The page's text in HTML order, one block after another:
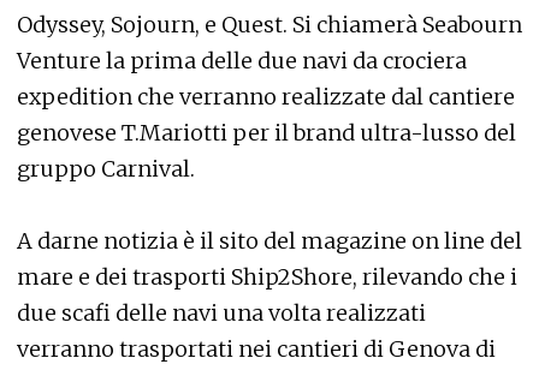
Odyssey, Sojourn, e Quest. Si chiamerà Seabourn
Venture la prima delle due navi da crociera
expedition che verranno realizzate dal cantiere
genovese T.Mariotti per il brand ultra-lusso del
gruppo Carnival.
A darne notizia è il sito del magazine on line del
mare e dei trasporti Ship2Shore, rilevando che i
due scafi delle navi una volta realizzati
verranno trasportati nei cantieri di Genova di